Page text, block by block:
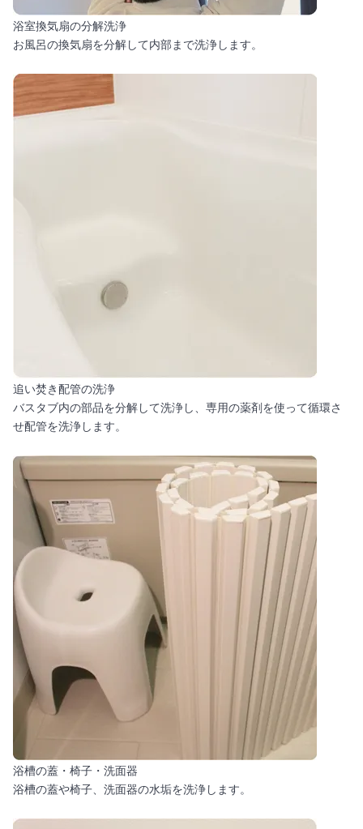
浴室換気扇の分解洗浄
お風呂の換気扇を分解して内部まで洗浄します。
追い焚き配管の洗浄
バスタブ内の部品を分解して洗浄し、専用の薬剤を使って循環さ
せ配管を洗浄します。
浴槽の蓋・椅子・洗面器
浴槽の蓋や椅子、洗面器の水垢を洗浄します。